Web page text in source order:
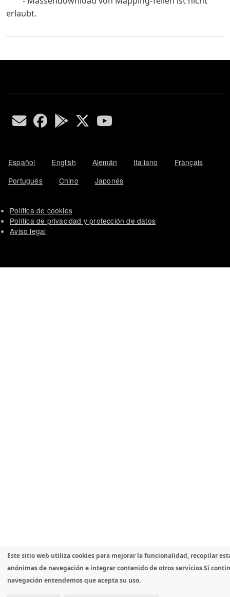
erlaubt.
Español English Alemán Italiano
Français
Portugués
Chino Japonés
Política de cookies
Política de privacidad y protección de datos
Aviso legal
Este sitio web utiliza cookies para mejorar la funcionalidad, recopilar
anónimas de navegación e integrar contenido de otros servicios.Si
navegación entendemos que acepta su uso.